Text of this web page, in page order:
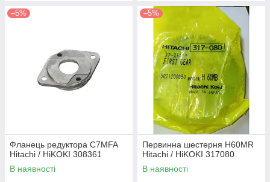
–5%
Фланець редуктора C7MFA
Hitachi / HiKOKI 308361
В наявності
–5%
Первинна шестерня H60MR
Hitachi / HiKOKI 317080
В наявності